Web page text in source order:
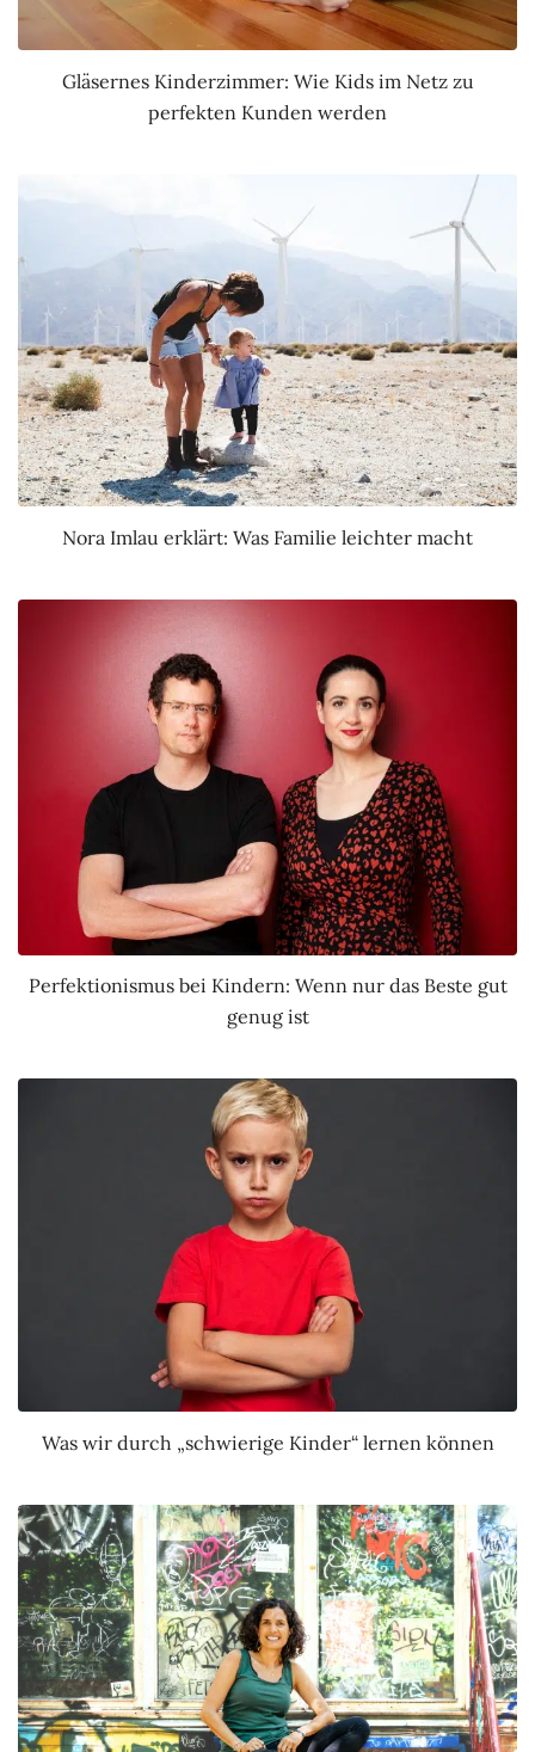
Gläsernes Kinderzimmer: Wie Kids im Netz zu
perfekten Kunden werden
Nora Imlau erklärt: Was Familie leichter macht
Perfektionismus bei Kindern: Wenn nur das Beste gut
genug ist
Was wir durch „schwierige Kinder“ lernen können